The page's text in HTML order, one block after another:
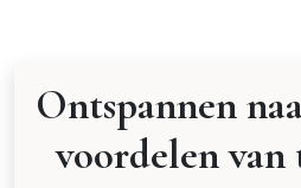
Ontspannen
voordelen